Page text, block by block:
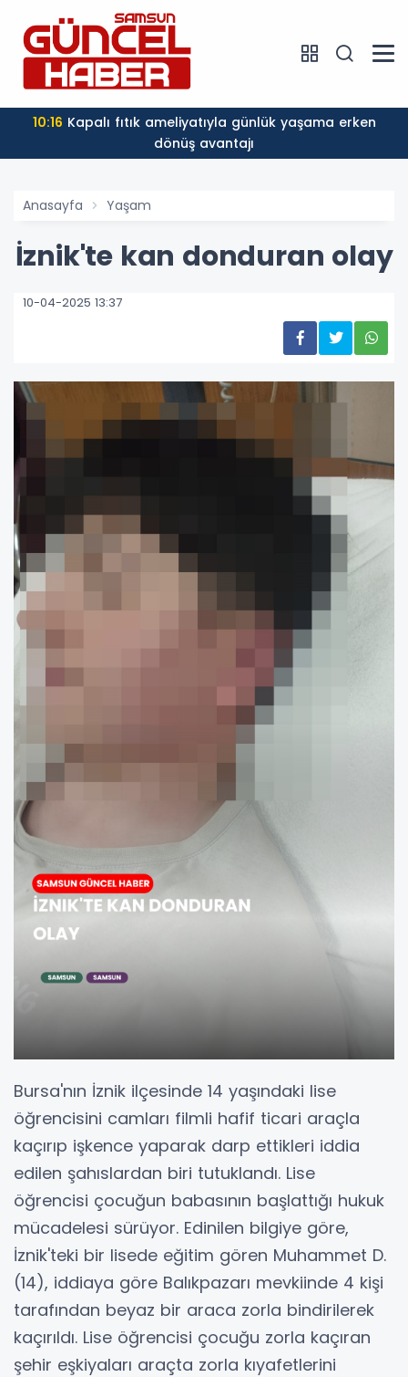
10:13Samsun'un temmuz ayı kaza bilançosu: 2 ölü, 960
yaralı
Anasayfa Yaşam
İznik'te kan donduran olay
10-04-2025 13:37
Bursa'nın İznik ilçesinde 14 yaşındaki lise
öğrencisini camları filmli hafif ticari araçla
kaçırıp işkence yaparak darp ettikleri iddia
edilen şahıslardan biri tutuklandı. Lise
öğrencisi çocuğun babasının başlattığı hukuk
mücadelesi sürüyor. Edinilen bilgiye göre,
İznik'teki bir lisede eğitim gören Muhammet D.
(14), iddiaya göre Balıkpazarı mevkiinde 4 kişi
tarafından beyaz bir araca zorla bindirilerek
kaçırıldı. Lise öğrencisi çocuğu zorla kaçıran
şehir eşkiyaları araçta zorla kıyafetlerini